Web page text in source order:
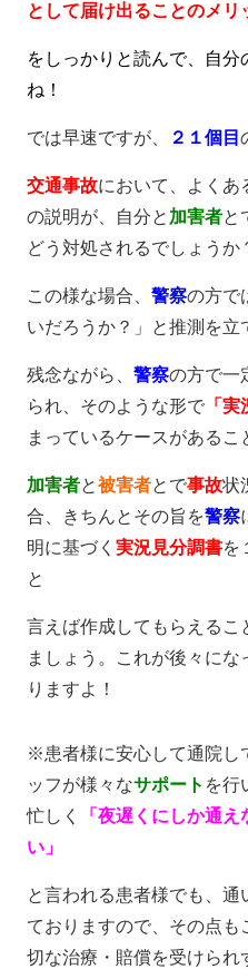
として届け出ることのメリ
をしっかりと読んで、自
ね！
では早速ですが、 ２１個目
交通事故において、よくあ
の説明が、自分と 加害者と
どう対処されるでしょうか
この様な場合、 警察の方で
いだろうか？」と推測を立
残念ながら、 警察の方で一
られ、そのような形で「実
まっているケースがあるこ
加害者と被害者とで事故状
合、きちんとその旨を警察
明に基づく 実況見分調書を
と
言えば作成してもらえるこ
ましょう。これが後々に
りますよ！
※患者様に安心して通院し
ッフが様々なサポート を行
忙しく
「夜遅くにしか通え
い」
と言われる患者様でも、
ておりますので、その点
切な治療・賠償を受けられ